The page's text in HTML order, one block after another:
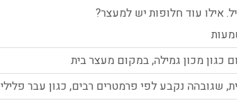
אילו עוד חלופות יש למעצר?
כגון מכון גמילה, במקום מעצר בית
שגובהה נקבע לפי פרמטרים רבים, כגון עבר פלילי